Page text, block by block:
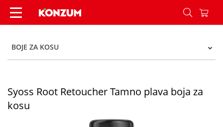
Syoss Root Retoucher Tamno plava boja za kosu
BOJE ZA KOSU
Syoss Root Retoucher Tamno plava boja za
kosu